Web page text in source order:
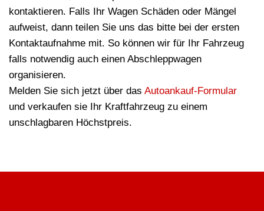
kontaktieren. Falls Ihr Wagen Schäden oder Mängel
aufweist, dann teilen Sie uns das bitte bei der ersten
Kontaktaufnahme mit. So können wir für Ihr Fahrzeug
falls notwendig auch einen Abschleppwagen
organisieren.
Melden Sie sich jetzt über das Autoankauf-Formular
und verkaufen sie Ihr Kraftfahrzeug zu einem
unschlagbaren Höchstpreis.